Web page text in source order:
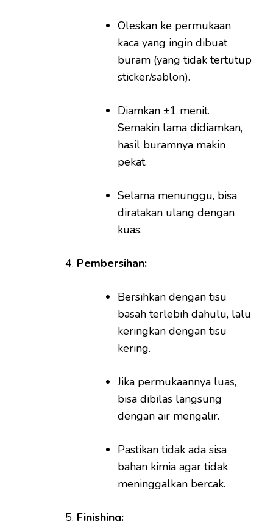
Oleskan ke permukaan
kaca yang ingin dibuat
buram (yang tidak tertutup
sticker/sablon).
Diamkan ±1 menit.
Semakin lama didiamkan,
hasil buramnya makin
pekat.
Selama menunggu, bisa
diratakan ulang dengan
kuas.
Pembersihan:
Bersihkan dengan tisu
basah terlebih dahulu, lalu
keringkan dengan tisu
kering.
Jika permukaannya luas,
bisa dibilas langsung
dengan air mengalir.
Pastikan tidak ada sisa
bahan kimia agar tidak
meninggalkan bercak.
Finishing: